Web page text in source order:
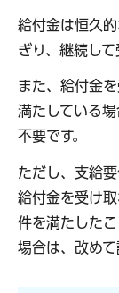
給付金は恒久
ぎり、継続して
また、給付金
満たしている
不要です。
ただし、支給
給付金を受け
件を満たした
場合は、改めて